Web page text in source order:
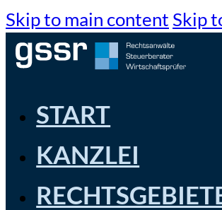
Skip to main content Skip
START
KANZLEI